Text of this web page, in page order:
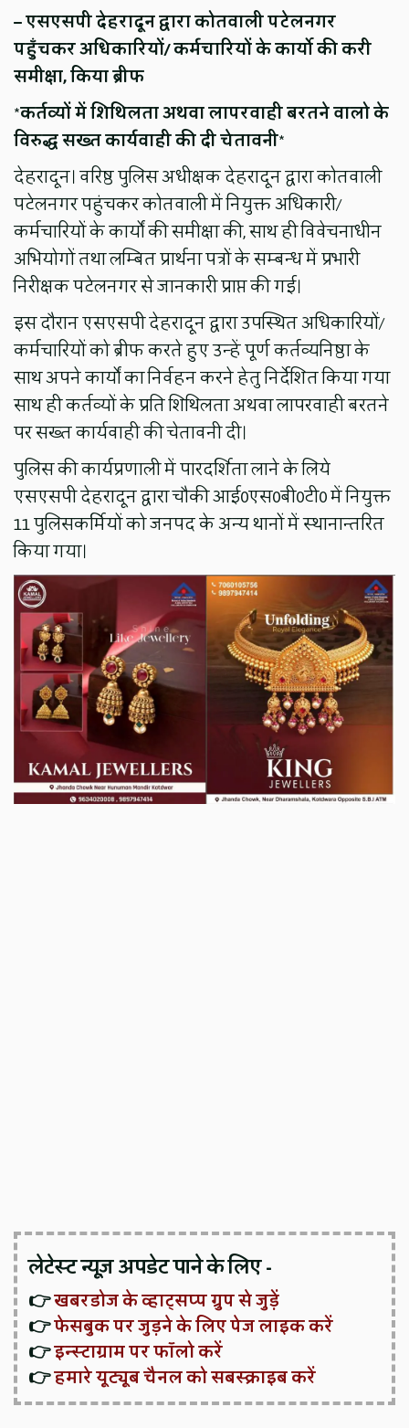
– एसएसपी देहरादून द्वारा कोतवाली पटेलनगर
पहुँचकर अधिकारियों/ कर्मचारियों के कार्यो की करी
समीक्षा, किया ब्रीफ
*कर्तव्यों में शिथिलता अथवा लापरवाही बरतने वालो के
विरुद्ध सख्त कार्यवाही की दी चेतावनी*
देहरादून। वरिष्ठ पुलिस अधीक्षक देहरादून द्वारा कोतवाली
पटेलनगर पहुंचकर कोतवाली में नियुक्त अधिकारी/
कर्मचारियों के कार्यों की समीक्षा की, साथ ही विवेचनाधीन
अभियोगों तथा लम्बित प्रार्थना पत्रों के सम्बन्ध में प्रभारी
निरीक्षक पटेलनगर से जानकारी प्राप्त की गई।
इस दौरान एसएसपी देहरादून द्वारा उपस्थित अधिकारियों/
कर्मचारियों को ब्रीफ करते हुए उन्हें पूर्ण कर्तव्यनिष्ठा के
साथ अपने कार्यों का निर्वहन करने हेतु निर्देशित किया गया
साथ ही कर्तव्यों के प्रति शिथिलता अथवा लापरवाही बरतने
पर सख्त कार्यवाही की चेतावनी दी।
पुलिस की कार्यप्रणाली में पारदर्शिता लाने के लिये
एसएसपी देहरादून द्वारा चौकी आई0एस0बी0टी0 में नियुक्त
11 पुलिसकर्मियों को जनपद के अन्य थानों में स्थानान्तरित
किया गया।
लेटेस्ट न्यूज़ अपडेट पाने के लिए -
👉खबरडोज के व्हाट्सप्प ग्रुप से जुड़ें
👉फेसबुक पर जुड़ने के लिए पेज लाइक करें
👉इन्स्टाग्राम पर फॉलो करें
👉हमारे यूट्यूब चैनल को सबस्क्राइब करें